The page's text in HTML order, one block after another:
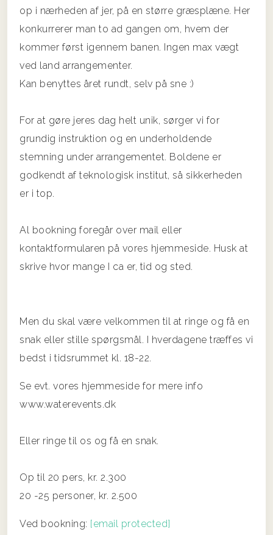
op i nærheden af jer, på en større græsplæne. Her
konkurrerer man to ad gangen om, hvem der
kommer først igennem banen. Ingen max vægt
ved land arrangementer.
Kan benyttes året rundt, selv på sne :)
For at gøre jeres dag helt unik, sørger vi for
grundig instruktion og en underholdende
stemning under arrangementet. Boldene er
godkendt af teknologisk institut, så sikkerheden
er i top.
Al bookning foregår over mail eller
kontaktformularen på vores hjemmeside. Husk at
skrive hvor mange I ca er, tid og sted.
Men du skal være velkommen til at ringe og få en
snak eller stille spørgsmål. I hverdagene træffes vi
bedst i tidsrummet kl. 18-22.
Se evt. vores hjemmeside for mere info
www.waterevents.dk
Eller ringe til os og få en snak.
Op til 20 pers, kr. 2.300
20 -25 personer, kr. 2.500
Ved bookning: [email protected]